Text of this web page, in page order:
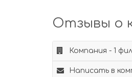
Отзывы о
Компания - 1
Написать в